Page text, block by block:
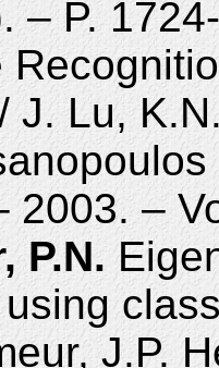
– P.
J. Lu,
2003. –
P.N.
J.P.